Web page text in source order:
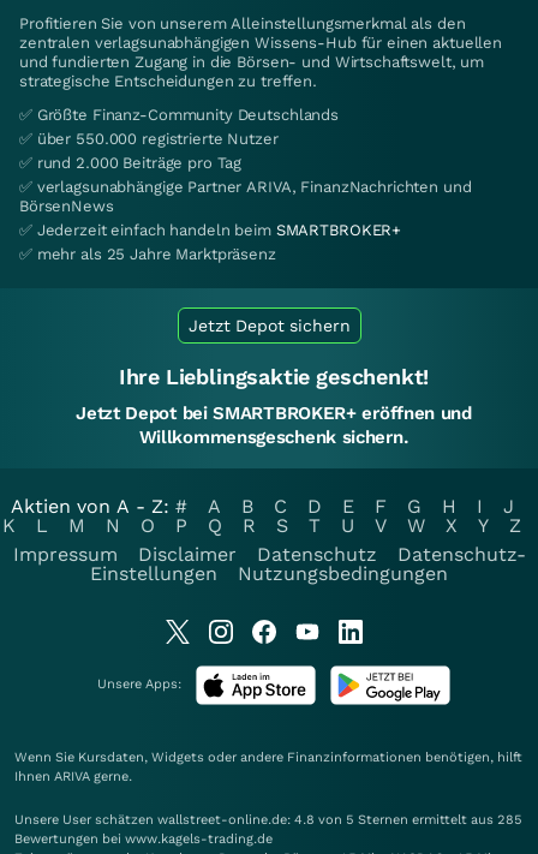
Profitieren Sie von unserem Alleinstellungsmerkmal als den
zentralen verlagsunabhängigen Wissens-Hub für einen aktuellen
und fundierten Zugang in die Börsen- und Wirtschaftswelt, um
strategische Entscheidungen zu treffen.
✅ Größte Finanz-Community Deutschlands
✅ über 550.000 registrierte Nutzer
✅ rund 2.000 Beiträge pro Tag
✅ verlagsunabhängige Partner ARIVA, FinanzNachrichten und
BörsenNews
✅ Jederzeit einfach handeln beim SMARTBROKER+
✅ mehr als 25 Jahre Marktpräsenz
Jetzt Depot sichern
Ihre Lieblingsaktie geschenkt!
Jetzt Depot bei SMARTBROKER+ eröffnen und
Willkommensgeschenk sichern.
Aktien von A - Z: # A B C D E F G H I
J
K
L M N O P Q R S T U V W X Y
Z
Impressum
Disclaimer Datenschutz
Datenschutz-
Einstellungen
Nutzungsbedingungen
Unsere Apps:
Wenn Sie Kursdaten, Widgets oder andere Finanzinformationen benötigen, hilft
Ihnen ARIVA gerne.
Unsere User schätzen wallstreet-online.de: 4.8 von 5 Sternen ermittelt aus 285
Bewertungen bei www.kagels-trading.de